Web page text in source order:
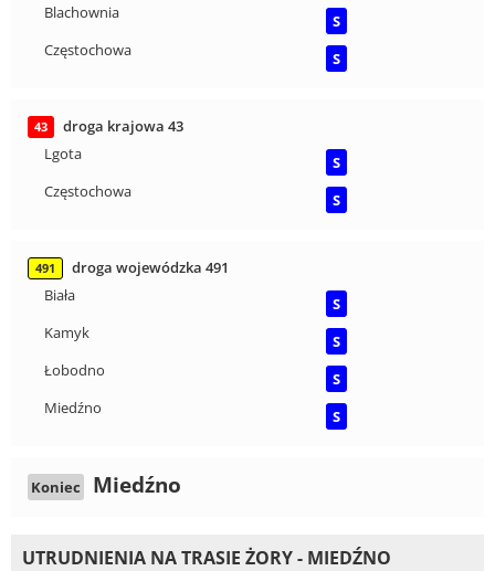
Blachownia
S
Częstochowa
S
43
droga krajowa 43
Lgota
S
Częstochowa
S
491
droga wojewódzka 491
Biała
S
Kamyk
S
Łobodno
S
Miedźno
S
Koniec Miedźno
UTRUDNIENIA NA TRASIE ŻORY - MIEDŹNO